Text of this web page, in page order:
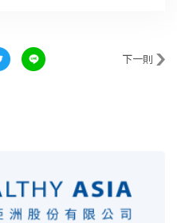
下一則